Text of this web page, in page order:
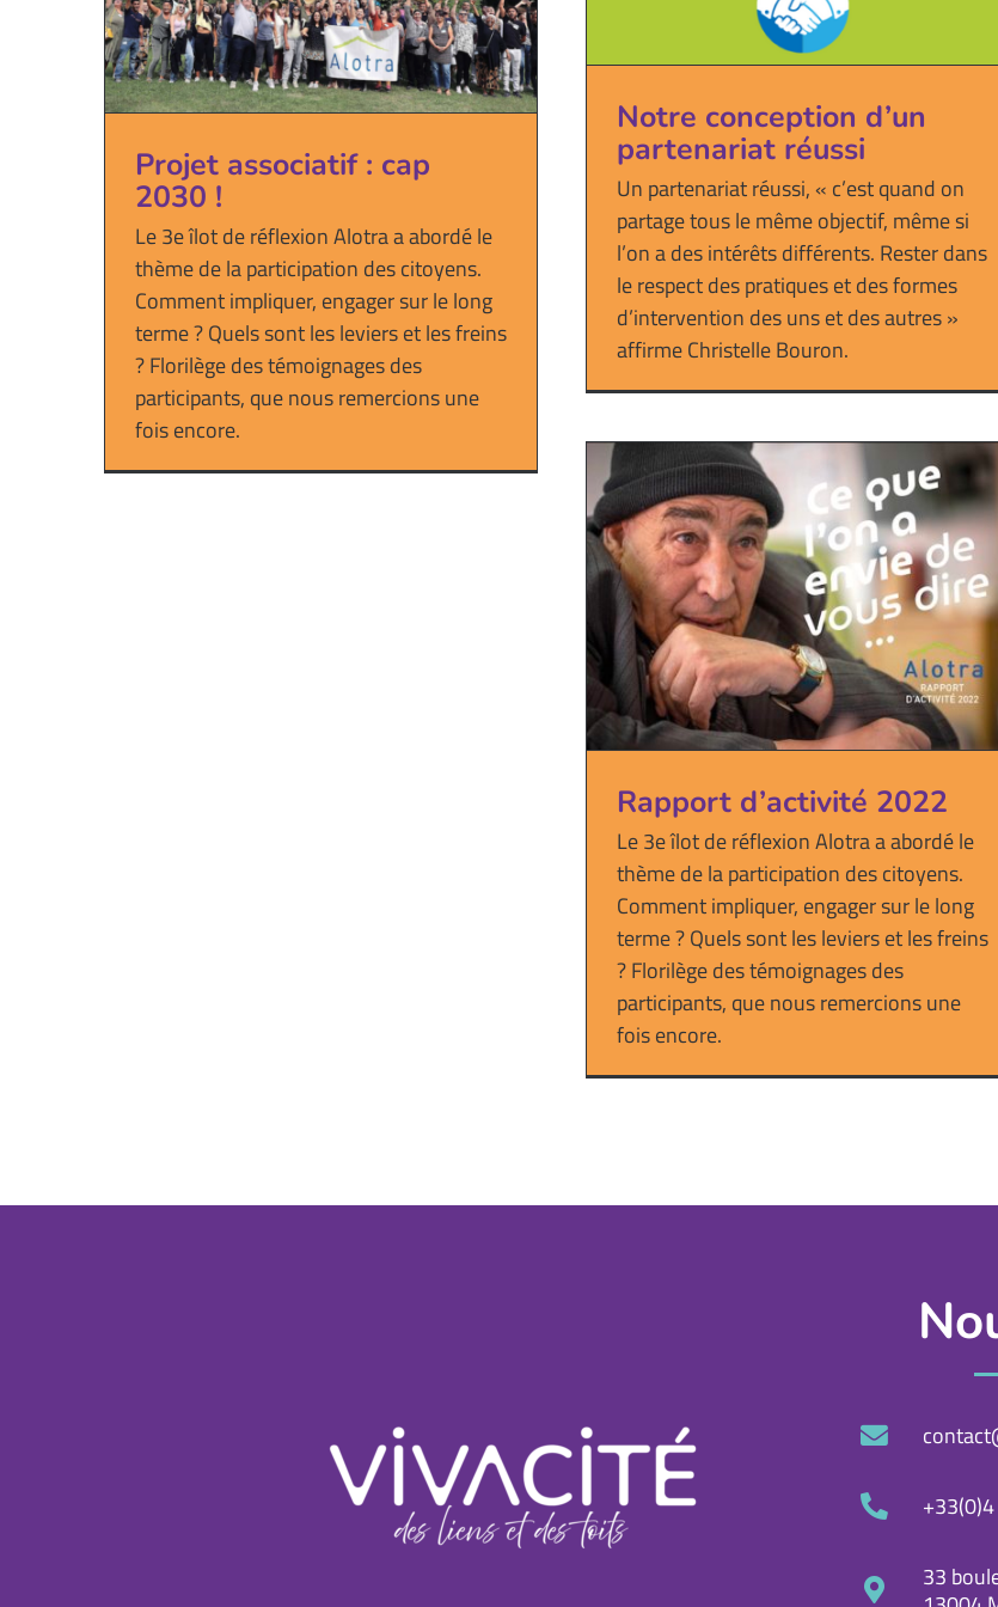
Projet associatif : cap
2030 !
Le 3e îlot de réflexion Alotra a abordé le
thème de la participation des citoyens.
Comment impliquer, engager sur le long
terme ? Quels sont les leviers et les freins
? Florilège des témoignages des
participants, que nous remercions une
fois encore.
Notre conception d’un
partenariat réussi
Un partenariat réussi, « c’est quand on
partage tous le même objectif, même si
l’on a des intérêts différents. Rester dans
le respect des pratiques et des formes
d’intervention des uns et des autres »
affirme Christelle Bouron.
Rapport d’activité 2022
Le 3e îlot de réflexion Alotra a abordé le
thème de la participation des citoyens.
Comment impliquer, engager sur le long
terme ? Quels sont les leviers et les freins
? Florilège des témoignages des
participants, que nous remercions une
fois encore.
33